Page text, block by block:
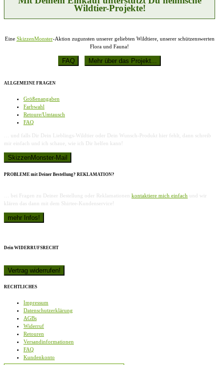
Produktseite
gewählt
werden
Wildtier-Projekte!
Eine SkizzenMonster-Aktion zugunsten unserer geliebten Wildtiere, unserer schützenswerten
Flora und Fauna!
ALLGEMEINE FRAGEN
Größenangaben
Farbwahl
Retoure/Umtausch
FAQ
… und falls Dir Dein Lieblings-Wildtier oder Dein Wunsch-Produkt hier fehlt, dann schreib
mir einfach und ich schaue, wie ich Dir helfen kann!
PROBLEME mit Deiner Bestellung? REKLAMATION?
… bei Fragen zu Deiner Bestellung oder Reklamationen kontaktiere mich einfach und wir
klären das dann mit dem Shirtee-Kundenservice!
Dein WIDERRUFSRECHT
RECHTLICHES
Impressum
Datenschutzerklärung
AGBs
Widerruf
Retouren
Versandinformationen
FAQ
Kundenkonto